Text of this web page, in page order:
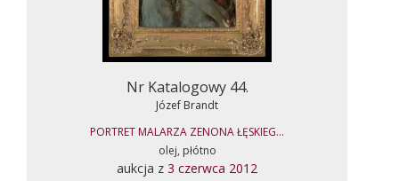
Nr Katalogowy 44.
Józef Brandt
PORTRET MALARZA ZENONA ŁĘSKIEG...
olej, płótno
aukcja z 3 czerwca 2012